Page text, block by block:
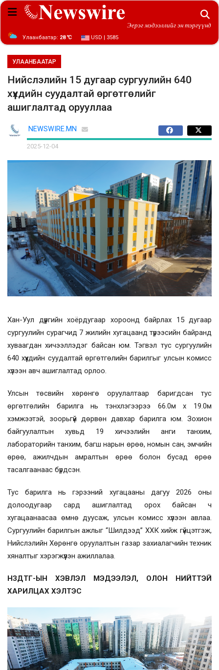
Эерэг мэдээллийг эн тэргүүнд
Улаанбаатар: 28 ℃ USD | 3585
УЛААНБААТАР
Нийслэлийн 15 дугаар сургуулийн 640
хүүхдийн суудалтай өргөтгөлийг
ашиглалтад орууллаа
NEWSWIRE.MN
2025-12-04
Хан-Уул дүүргийн хоёрдугаар хороонд байрлах 15 дугаар
сургуулийн сурагчид 7 жилийн хугацаанд түрээсийн байранд
хуваагдан хичээллэдэг байсан юм. Тэгвэл тус сургуулийн
640 хүүхдийн суудалтай өргөтгөлийн барилгыг улсын комисс
хүлээн авч ашиглалтад орлоо.
Улсын төсвийн хөрөнгө оруулалтаар баригдсан тус
өргөтгөлийн барилга нь тэнхлэгээрээ 66.0м x 19.0м
хэмжээтэй, зоорьгүй дөрвөн давхар барилга юм. Зохион
байгуулалтын хувьд 19 хичээлийн анги танхим,
лабораторийн танхим, багш нарын өрөө, номын сан, эмчийн
өрөө, ажилчдын амралтын өрөө болон бусад өрөө
тасалгаанаас бүрдсэн.
Тус барилга нь гэрээний хугацааны дагуу 2026 оны
долоодугаар сард ашиглалтад орох байсан ч
хугацаанаасаа өмнө дуусаж, улсын комисс хүлээн авлаа.
Сургуулийн барилгын ажлыг “Шилдээд” ХХК хийж гүйцэтгэж,
Нийслэлийн Хөрөнгө оруулалтын газар захиалагчийн техник
хяналтыг хэрэгжүүлэн ажиллалаа.
НЗДТГ-ЫН ХЭВЛЭЛ МЭДЭЭЛЭЛ, ОЛОН НИЙТТЭЙ
ХАРИЛЦАХ ХЭЛТЭС